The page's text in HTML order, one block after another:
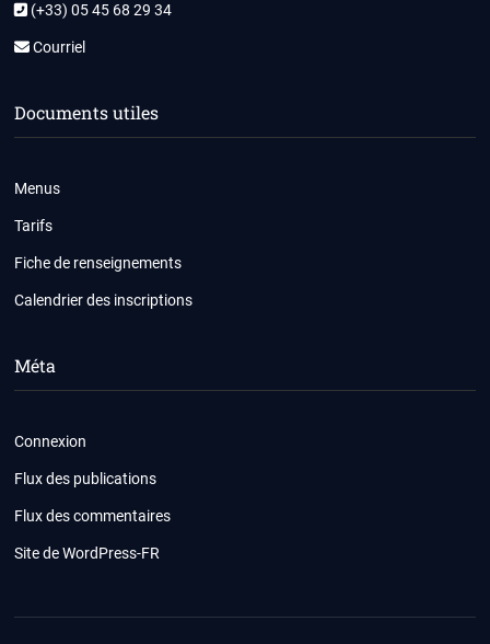
(+33) 05 45 68 29 34
Courriel
Documents utiles
Menus
Tarifs
Fiche de renseignements
Calendrier des inscriptions
Méta
Connexion
Flux des publications
Flux des commentaires
Site de WordPress-FR